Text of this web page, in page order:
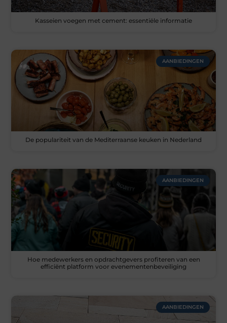
Kasseien voegen met cement: essentiële informatie
AANBIEDINGEN
De populariteit van de Mediterraanse keuken in Nederland
AANBIEDINGEN
Hoe medewerkers en opdrachtgevers profiteren van een
efficiënt platform voor evenementenbeveiliging
AANBIEDINGEN